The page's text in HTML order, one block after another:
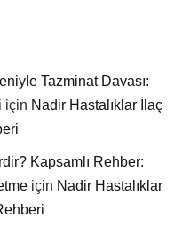
Tazminat Davası:
için Nadir Hastalıklar İlaç
Kapsamlı Rehber:
için Nadir Hastalıklar